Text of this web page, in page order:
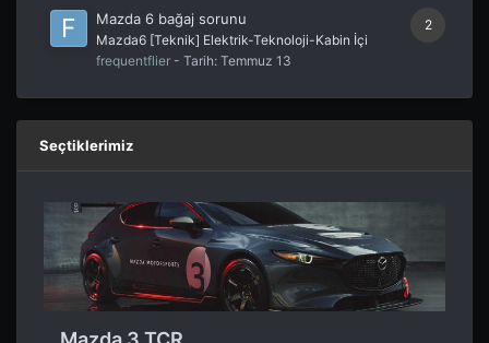
2
Mazda 6 bağaj sorunu
Mazda6 [Teknik] Elektrik-Teknoloji-Kabin İçi
frequentflier - Tarih: Temmuz 13
Seçtiklerimiz